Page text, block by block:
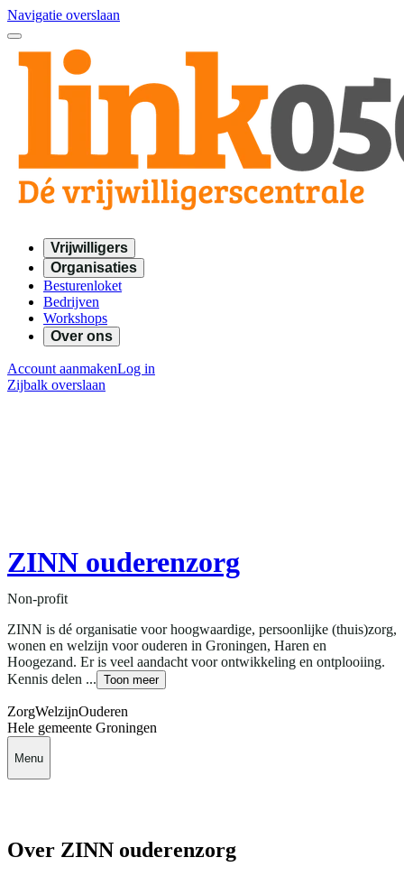
Navigatie overslaan
Vrijwilligers
Organisaties
Besturenloket
Bedrijven
Workshops
Over ons
Account aanmakenLog in
Zijbalk overslaan
ZINN ouderenzorg
Non-profit
ZINN is dé organisatie voor hoogwaardige, persoonlijke (thuis)zorg,
wonen en welzijn voor ouderen in Groningen, Haren en
Hoogezand. Er is veel aandacht voor ontwikkeling en ontplooiing.
Kennis delen ... Toon meer
ZorgWelzijnOuderen
Hele gemeente Groningen
Menu
Over ZINN ouderenzorg